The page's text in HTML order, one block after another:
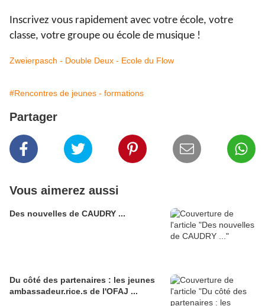
Inscrivez vous rapidement avec votre école, votre
classe, votre groupe ou école de musique !
Zweierpasch - Double Deux - Ecole du Flow
#Rencontres de jeunes - formations
Partager
Vous aimerez aussi
Des nouvelles de CAUDRY ...
Du côté des partenaires : les jeunes
ambassadeur.rice.s de l'OFAJ ...